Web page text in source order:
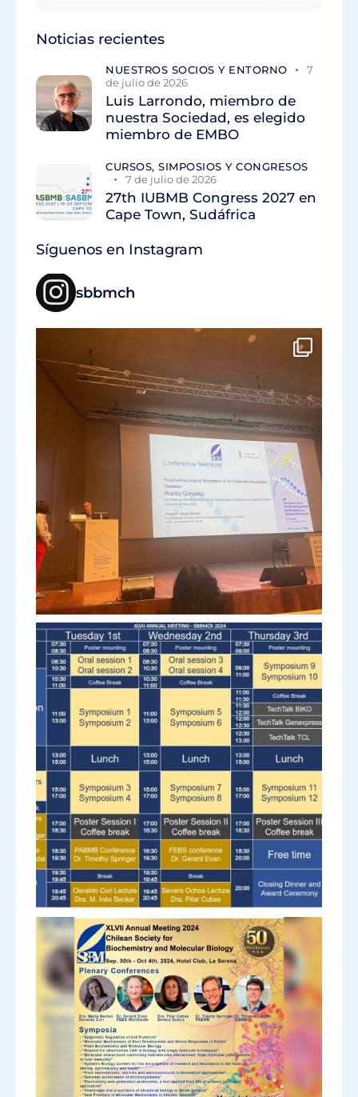
Noticias recientes
NUESTROS SOCIOS Y ENTORNO
7
de julio de 2026
Luis Larrondo, miembro de
nuestra Sociedad, es elegido
miembro de EMBO
CURSOS, SIMPOSIOS Y CONGRESOS
7 de julio de 2026
27th IUBMB Congress 2027 en
Cape Town, Sudáfrica
Síguenos en Instagram
sbbmch